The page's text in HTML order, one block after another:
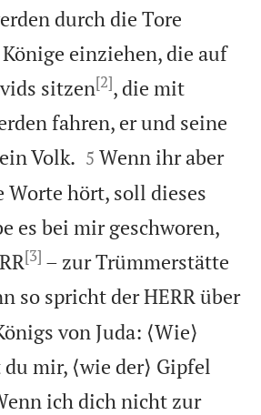
durch die Tore
Könige einziehen, die auf
sitzen[2], die mit
fahren, er und seine
Volk. 

5 Wenn ihr aber
Worte hört, soll dieses
es bei mir geschworen,
[3] – zur Trümmerstätte
so spricht der HERR über
von Juda: ⟨Wie⟩
mir, ⟨wie der⟩ Gipfel
ich dich nicht zur